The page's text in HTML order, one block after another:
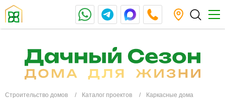
Строительство домов Каталог проектов Каркасные дома